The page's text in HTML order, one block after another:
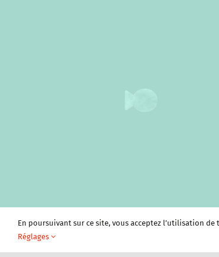
En poursuivant sur ce site, vous acceptez l’utilisation
Réglages